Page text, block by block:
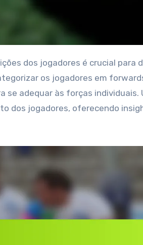
os jogadores em
se adequar às forças
dos jogadores, oferecendo